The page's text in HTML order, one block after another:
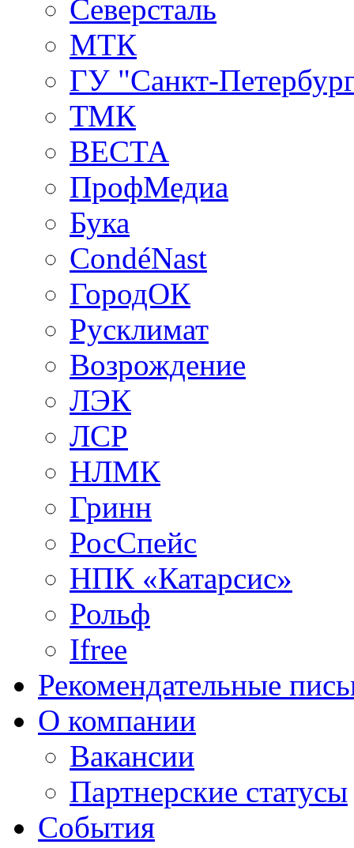
Северсталь
МТК
ГУ "Санкт-
ТМК
ВЕСТА
ПрофМедиа
Бука
CondéNast
ГородОК
Русклимат
Возрождение
ЛЭК
ЛСР
НЛМК
Гринн
РосСпейс
НПК «Катарсис»
Рольф
Ifree
Рекомендательные
О компании
Вакансии
Партнерские статусы
События